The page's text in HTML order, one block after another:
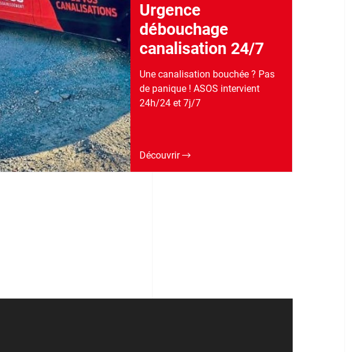
Urgence
débouchage
canalisation 24/7
Une canalisation bouchée ? Pas
de panique ! ASOS intervient
24h/24 et 7j/7
Découvrir